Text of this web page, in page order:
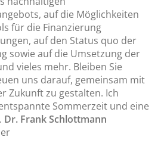
auf die Möglichkeiten
für die Finanzierung
auf den Status quo der
sowie auf die Umsetzung der
vieles mehr. Bleiben Sie
uns darauf, gemeinsam mit
Zukunft zu gestalten. Ich
Sommerzeit und eine
Dr. Frank Schlottmann